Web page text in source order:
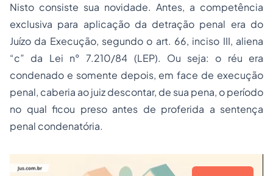
Nisto consiste sua novidade. Antes, a competência
exclusiva para aplicação da detração penal era do
Juízo da Execução, segundo o art. 66, inciso III, aliena
“c” da Lei n° 7.210/84 (LEP). Ou seja: o réu era
condenado e somente depois, em face de execução
penal, caberia ao juiz descontar, de sua pena, o período
no qual ficou preso antes de proferida a sentença
penal condenatória.